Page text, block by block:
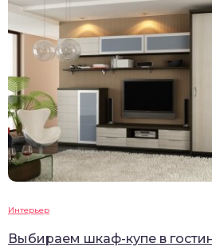
Интерьер
Выбираем шкаф-купе в